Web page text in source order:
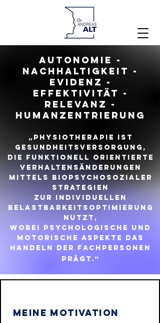
Autonomie -
Nachhaltigkeit -
Evidenz -
Effektivität -
Relevanz -
Humanzentrierung
„Physiotherapie ist
Gesundheitsversorgung,
die funktionell orientierte
Verhaltensänderungen
mittels biopsychosozialer
Strategien
zur individuellen
Belastbarkeitsoptimierung
nutzt,
wobei psychologische und
motorische Aspekte Das
Handeln der Fachpersonen
prägt.“
Meine Motivation